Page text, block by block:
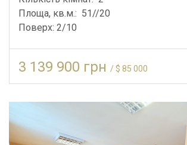
Площа, кв.м.: 51//20
Поверх: 2/10
3 139 900 грн / $ 85 000